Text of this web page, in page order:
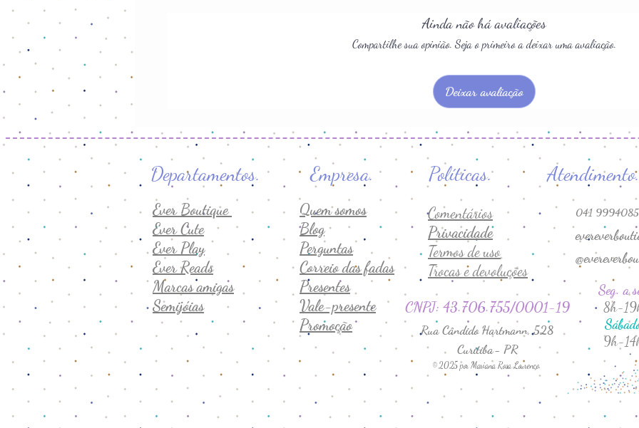
Ainda não há avaliações
Compartilhe sua opinião. Seja o primeiro a deixar uma avaliação.
Deixar avaliação
Departamentos. Empresa. Políticas.
Ever Boutique
Ever Cute
Ever Play
Ever Reads
Marcas amigas
Semijóias
Quem somos
Blog
Perguntas
Correio das fadas
Presentes
Vale-presente
Promoção
Comentários
Privacidade
Termos de uso
Trocas e devoluções
Seg. a
8h-
9h-
041
Rua Cândido Hartmann, 528
Curitiba- PR
© 2025 por Mariana Rosa Lourenço.
CNPJ: 43.706.755/0001-19